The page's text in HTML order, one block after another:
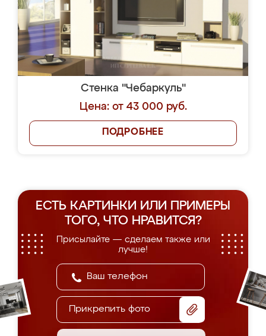
Стенка "Чебаркуль"
Цена: от 43 000 руб.
ПОДРОБНЕЕ
ЕСТЬ КАРТИНКИ ИЛИ ПРИМЕРЫ
ТОГО, ЧТО НРАВИТСЯ?
Присылайте — сделаем также или
лучше!
Прикрепить фото